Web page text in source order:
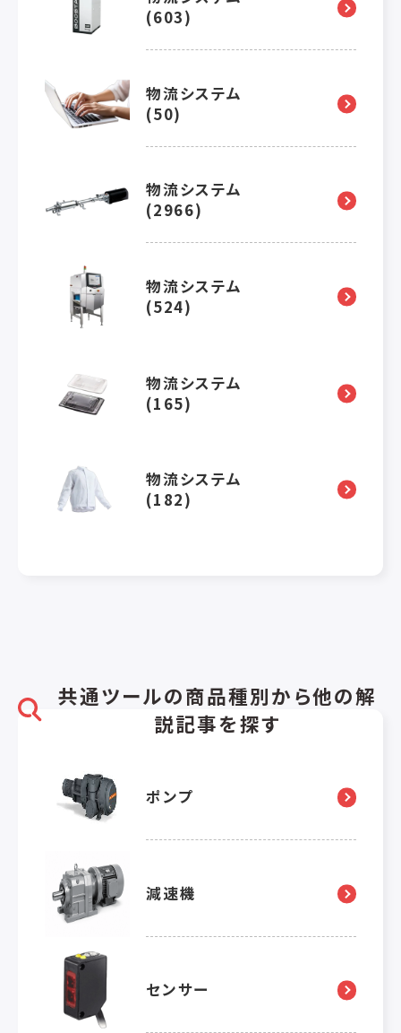
(603)
物流システム
(50)
物流システム
(2966)
物流システム
(524)
物流システム
(165)
物流システム
(182)
共通ツールの商品種別から他の解
説記事を探す
ポンプ
減速機
センサー